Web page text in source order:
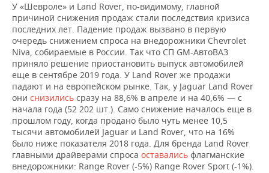
У «Шевроле» и Land Rover, по-видимому, главной
причиной снижения продаж стали последствия кризиса
последних лет. Падение продаж вызвано в первую
очередь снижением спроса на внедорожники Chevrolet
Niva, собираемые в России. Так что СП GM-АвтоВАЗ
приняло решение приостановить выпуск автомобилей
еще в сентябре 2019 года. У Land Rover же продажи
падают и на европейском рынке. Так, у Jaguar Land Rover
они снизились сразу на 88,6% в апреле и на 40,6% — с
начала года (52 202 шт.). Само снижение началось еще в
прошлом году, когда продано было чуть менее 10,5
тысячи автомобилей Jaguar и Land Rover, что на 16%
было ниже показателя 2018 года. Для бренда Land Rover
главными драйверами спроса оставались флагманские
внедорожники: Range Rover (-5%) Range Rover Sport (-1%).